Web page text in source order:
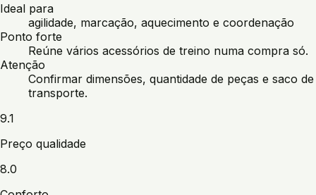
Ideal para
agilidade, marcação, aquecimento e coordenação
Ponto forte
Reúne vários acessórios de treino numa compra só.
Atenção
Confirmar dimensões, quantidade de peças e saco de
transporte.
9.1
Preço qualidade
8.0